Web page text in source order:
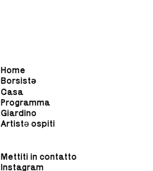
Home
Borsistə
Casa
Programma
Giardino
Artistə ospiti
Mettiti in contatto
Instagram